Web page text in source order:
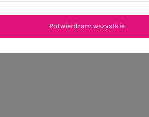
Potwierdzam wszystkie